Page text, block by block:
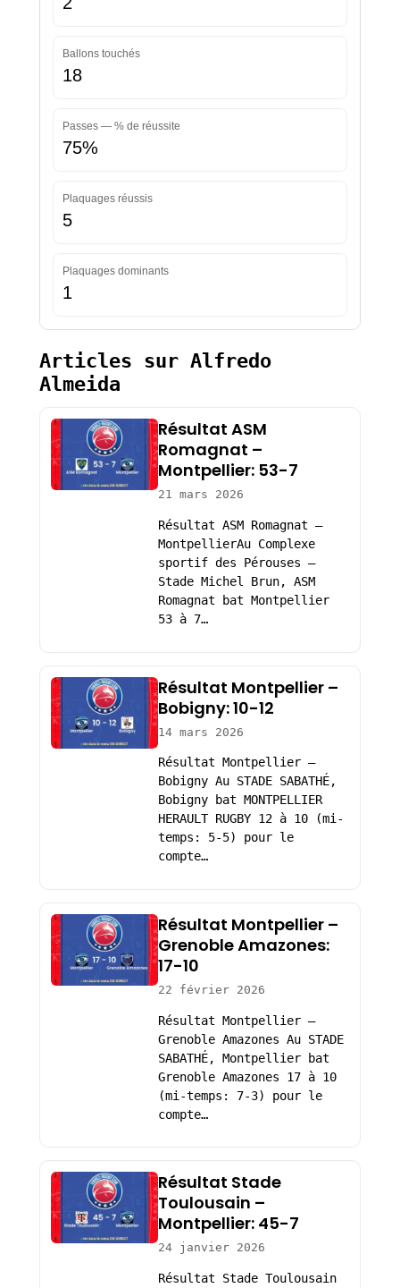
Ballons touchés
18
Passes — % de réussite
75%
Plaquages réussis
5
Plaquages dominants
1
Articles sur Alfredo
Almeida
Résultat ASM
Romagnat –
Montpellier: 53-7
21 mars 2026
Résultat ASM Romagnat –
MontpellierAu Complexe
sportif des Pérouses –
Stade Michel Brun, ASM
Romagnat bat Montpellier
53 à 7…
Résultat Montpellier –
Bobigny: 10-12
14 mars 2026
Résultat Montpellier –
Bobigny Au STADE SABATHÉ,
Bobigny bat MONTPELLIER
HERAULT RUGBY 12 à 10 (mi-
temps: 5-5) pour le
compte…
Résultat Montpellier –
Grenoble Amazones:
17-10
22 février 2026
Résultat Montpellier –
Grenoble Amazones Au STADE
SABATHÉ, Montpellier bat
Grenoble Amazones 17 à 10
(mi-temps: 7-3) pour le
compte…
Résultat Stade
Toulousain –
Montpellier: 45-7
24 janvier 2026
Résultat Stade Toulousain